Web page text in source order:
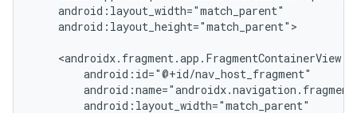
android:layout_height="match_parent">